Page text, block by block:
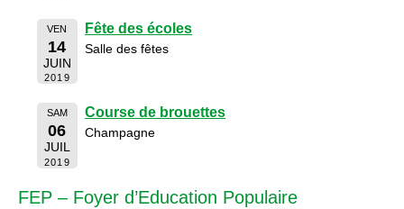
VEN
14
JUIN
2019
Fête des écoles
Salle des fêtes
SAM
06
JUIL
2019
Course de brouettes
Champagne
FEP – Foyer d’Education Populaire